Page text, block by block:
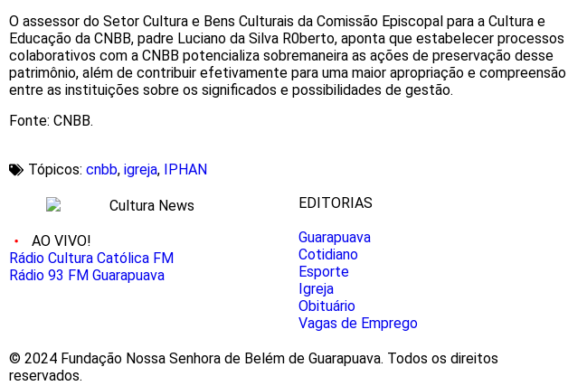
O assessor do Setor Cultura e Bens Culturais da Comissão Episcopal para a Cultura e
Educação da CNBB, padre Luciano da Silva R0berto, aponta que estabelecer processos
colaborativos com a CNBB potencializa sobremaneira as ações de preservação desse
patrimônio, além de contribuir efetivamente para uma maior apropriação e compreensão
entre as instituições sobre os significados e possibilidades de gestão.
Fonte: CNBB.
Tópicos: cnbb, igreja, IPHAN
AO VIVO!
Rádio Cultura Católica FM
Rádio 93 FM Guarapuava
EDITORIAS
Guarapuava
Cotidiano
Esporte
Igreja
Obituário
Vagas de Emprego
© 2024 Fundação Nossa Senhora de Belém de Guarapuava. Todos os direitos
reservados.